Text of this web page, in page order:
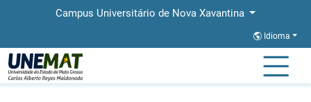
Campus Universitário de Nova Xavantina
Idioma
Página Inicial